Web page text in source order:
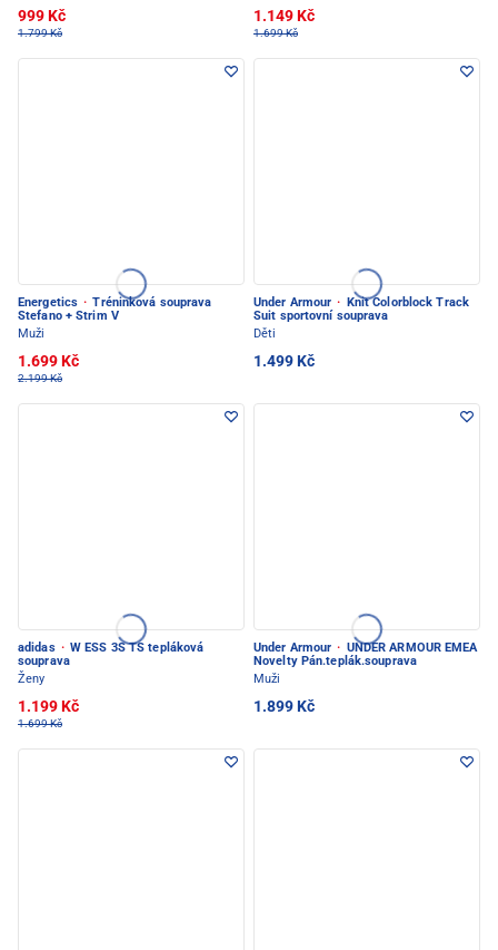
999 Kč
1.799 Kč
1.149 Kč
1.699 Kč
Energetics · Tréninková souprava
Stefano + Strim V
Muži
1.699 Kč
2.199 Kč
Under Armour ·
Knit Colorblock Track
Suit sportovní souprava
Děti
1.499 Kč
adidas · W ESS 3S TS tepláková
souprava
Ženy
1.199 Kč
1.699 Kč
Under Armour · UNDER ARMOUR EMEA
Novelty Pán.teplák.souprava
Muži
1.899 Kč